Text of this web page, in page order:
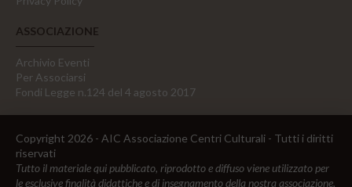
ASSOCIAZIONE
Archivio Eventi
Per Associarsi
Fondi Legge n.124 del 4 agosto 2017
Copyright 2026 - AIC Associazione Centri Culturali - Tutti i diritti
riservati
Tutto il materiale qui pubblicato, riprodotto e diffuso viene utilizzato per
le esclusive finalità didattiche e di insegnamento della nostra associazione,